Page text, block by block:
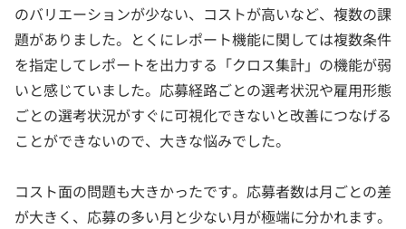
のバリエーションが少ない、コストが高いなど、複数の課
題がありました。とくにレポート機能に関しては複数条件
を指定してレポートを出力する「クロス集計」の機能が弱
いと感じていました。応募経路ごとの選考状況や雇用形態
ごとの選考状況がすぐに可視化できないと改善につなげる
ことができないので、大きな悩みでした。
コスト面の問題も大きかったです。応募者数は月ごとの差
が大きく、応募の多い月と少ない月が極端に分かれます。